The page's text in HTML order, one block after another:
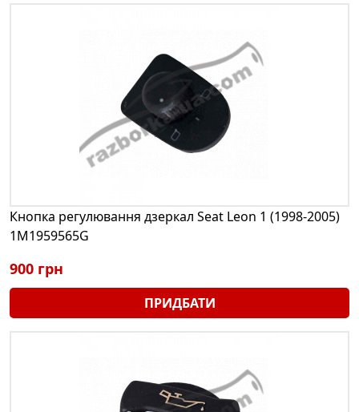
Кнопка регулювання дзеркал Seat Leon 1 (1998-2005)
1M1959565G
900 грн
ПРИДБАТИ